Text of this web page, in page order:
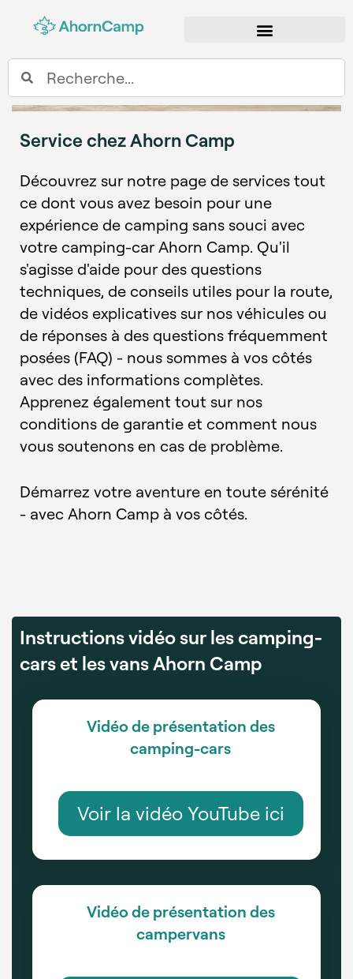
Service chez Ahorn Camp
Découvrez sur notre page de services tout
ce dont vous avez besoin pour une
expérience de camping sans souci avec
votre camping-car Ahorn Camp. Qu'il
s'agisse d'aide pour des questions
techniques, de conseils utiles pour la route,
de vidéos explicatives sur nos véhicules ou
de réponses à des questions fréquemment
posées (FAQ) - nous sommes à vos côtés
avec des informations complètes.
Apprenez également tout sur nos
conditions de garantie et comment nous
vous soutenons en cas de problème.
Démarrez votre aventure en toute sérénité
- avec Ahorn Camp à vos côtés.
Instructions vidéo sur les camping-
cars et les vans Ahorn Camp
Vidéo de présentation des
camping-cars
Voir la vidéo YouTube ici
Vidéo de présentation des
campervans